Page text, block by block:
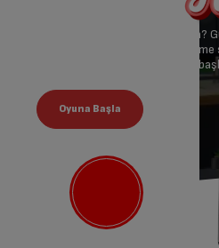
Çok lezzetli bir oyuna var mısın?
Pişirelim oyununda yemek pişirme
mükemmelleştirmek için şimdi